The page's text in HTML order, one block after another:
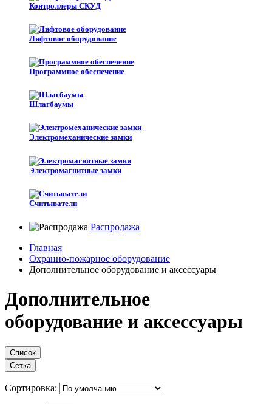
Контроллеры СКУД
Лифтовое оборудование
Программное обеспечение
Шлагбаумы
Электромеханические замки
Электромагнитные замки
Считыватели
Распродажа
Главная
Охранно-пожарное оборудование
Дополнительное оборудование и аксессуары
Дополнительное
оборудование и аксессуары
Список
Сетка
Сортировка: